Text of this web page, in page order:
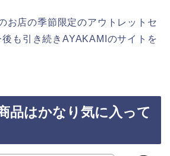
お店の季節限定のアウトレットセ
も引き続きAYAKAMIのサイトを
品はかなり気に入って